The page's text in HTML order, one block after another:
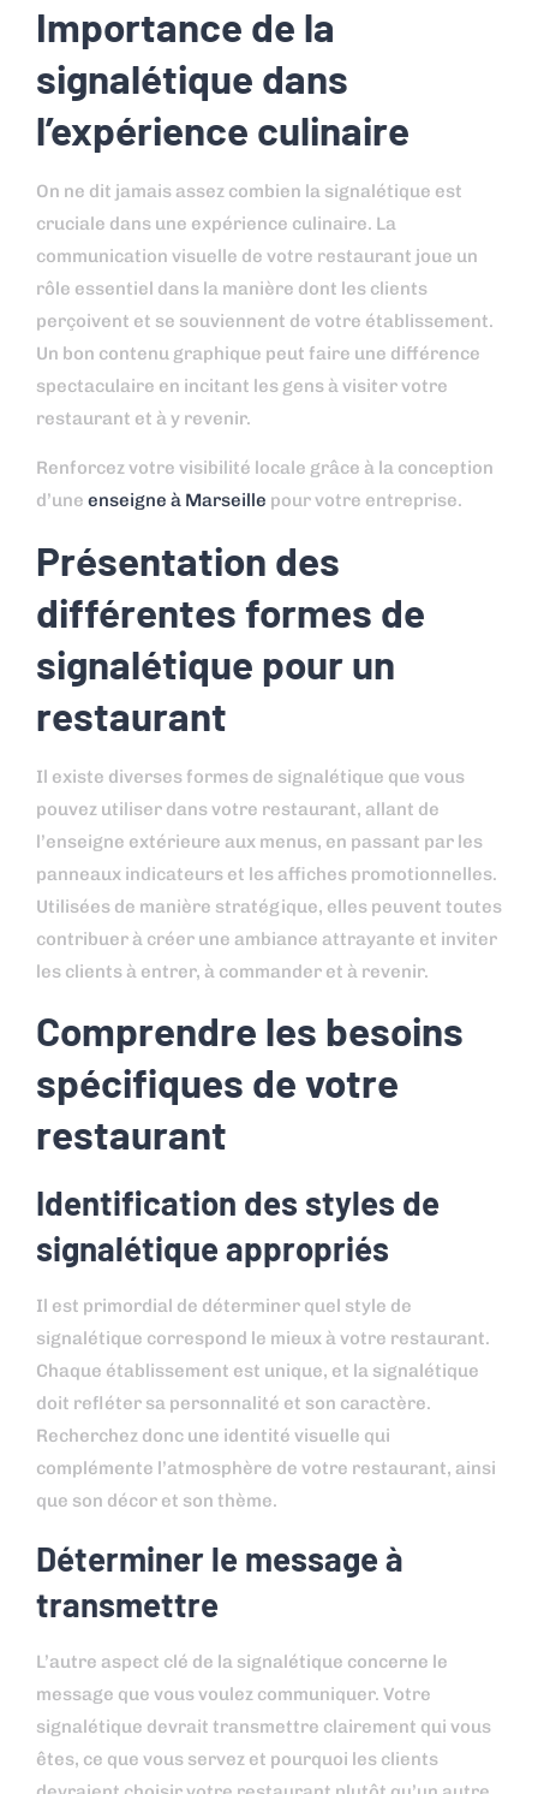
Importance de la
signalétique dans
l’expérience culinaire
On ne dit jamais assez combien la signalétique est
cruciale dans une expérience culinaire. La
communication visuelle de votre restaurant joue un
rôle essentiel dans la manière dont les clients
perçoivent et se souviennent de votre établissement.
Un bon contenu graphique peut faire une différence
spectaculaire en incitant les gens à visiter votre
restaurant et à y revenir.
Renforcez votre visibilité locale grâce à la conception
d’une enseigne à Marseille pour votre entreprise.
Présentation des
différentes formes de
signalétique pour un
restaurant
Il existe diverses formes de signalétique que vous
pouvez utiliser dans votre restaurant, allant de
l’enseigne extérieure aux menus, en passant par les
panneaux indicateurs et les affiches promotionnelles.
Utilisées de manière stratégique, elles peuvent toutes
contribuer à créer une ambiance attrayante et inviter
les clients à entrer, à commander et à revenir.
Comprendre les besoins
spécifiques de votre
restaurant
Identification des styles de
signalétique appropriés
Il est primordial de déterminer quel style de
signalétique correspond le mieux à votre restaurant.
Chaque établissement est unique, et la signalétique
doit refléter sa personnalité et son caractère.
Recherchez donc une identité visuelle qui
complémente l’atmosphère de votre restaurant, ainsi
que son décor et son thème.
Déterminer le message à
transmettre
L’autre aspect clé de la signalétique concerne le
message que vous voulez communiquer. Votre
signalétique devrait transmettre clairement qui vous
êtes, ce que vous servez et pourquoi les clients